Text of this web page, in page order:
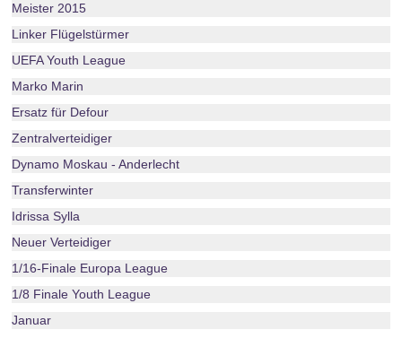
Meister 2015
Linker Flügelstürmer
UEFA Youth League
Marko Marin
Ersatz für Defour
Zentralverteidiger
Dynamo Moskau - Anderlecht
Transferwinter
Idrissa Sylla
Neuer Verteidiger
1/16-Finale Europa League
1/8 Finale Youth League
Januar